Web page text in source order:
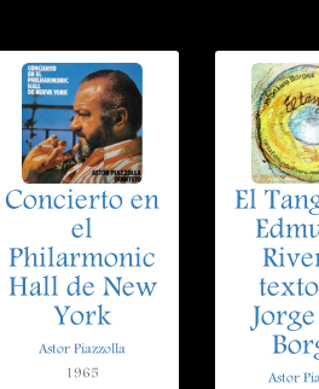
Concierto en
el
Philarmonic
Hall de New
York
Astor Piazzolla
1965
El
Astor